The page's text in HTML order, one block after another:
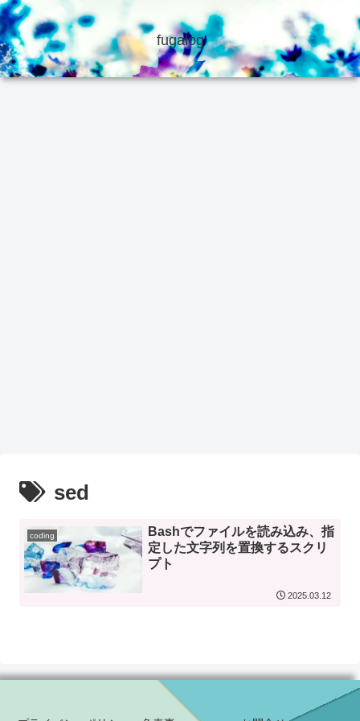
fugalog
sed
coding
Bashでファイルを読み込み、指
定した文字列を置換するスクリ
プト
2025.03.12